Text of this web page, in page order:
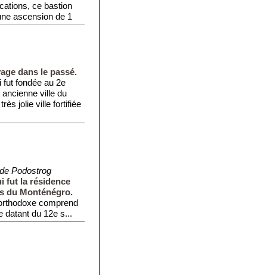
ce bastion
ascension de 1
dans le passé.
fut fondée au 2e
ville du
jolie ville fortifiée
Podostrog
fut la résidence
du Monténégro.
comprend
datant du 12e s...